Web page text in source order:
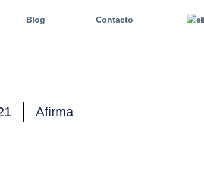
Blog Contacto
Afirma